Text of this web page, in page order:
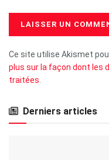
Ce site utilise Akismet
plus sur la façon dont les
traitées
Derniers articles